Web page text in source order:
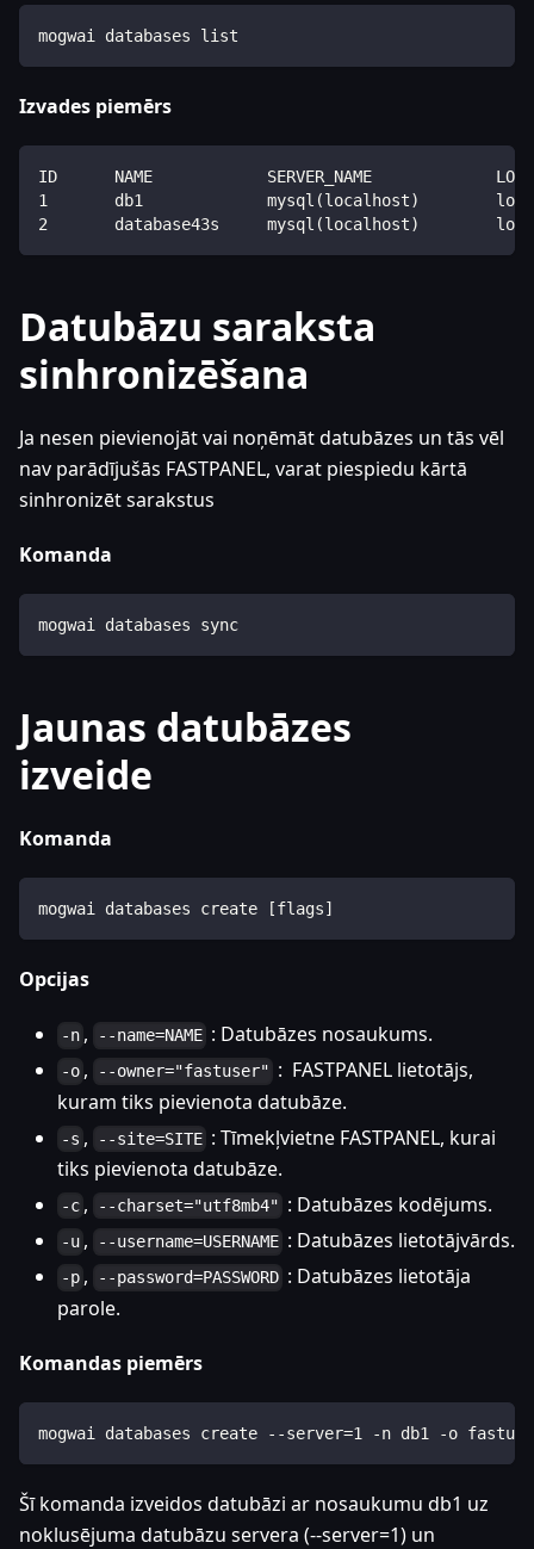
mogwai databases list
Izvades piemērs
ID      NAME            SERVER_NAME
1       db1             mysql(localhost)
2       database43s     mysql(localhost)
Datubāzu saraksta
sinhronizēšana
Ja nesen pievienojāt vai noņēmāt datubāzes un tās vēl
nav parādījušās FASTPANEL, varat piespiedu kārtā
sinhronizēt sarakstus
Komanda
mogwai databases sync
Jaunas datubāzes
izveide
Komanda
mogwai databases create [flags]
Opcijas
-n , --name=NAME : Datubāzes nosaukums.
-o , --owner="fastuser" : FASTPANEL lietotājs,
kuram tiks pievienota datubāze.
-s , --site=SITE : Tīmekļvietne FASTPANEL, kurai
tiks pievienota datubāze.
-c , --charset="utf8mb4" : Datubāzes kodējums.
-u , --username=USERNAME : Datubāzes lietotājvārds.
-p , --password=PASSWORD : Datubāzes lietotāja
parole.
Komandas piemērs
mogwai databases create --server=1 -n db1 -o
Šī komanda izveidos datubāzi ar nosaukumu db1 uz
noklusējuma datubāzu servera (--server=1) un